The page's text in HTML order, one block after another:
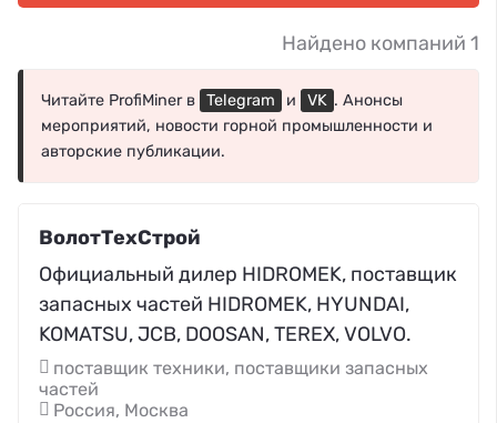
Найдено компаний 1
Читайте ProfiMiner в Telegram и VK . Анонсы
мероприятий, новости горной промышленности и
авторские публикации.
ВолотТехСтрой
Официальный дилер HIDROMEK, поставщик
запасных частей HIDROMEK, HYUNDAI,
KOMATSU, JCB, DOOSAN, TEREX, VOLVO.
поставщик техники, поставщики запасных
частей
Россия, Москва